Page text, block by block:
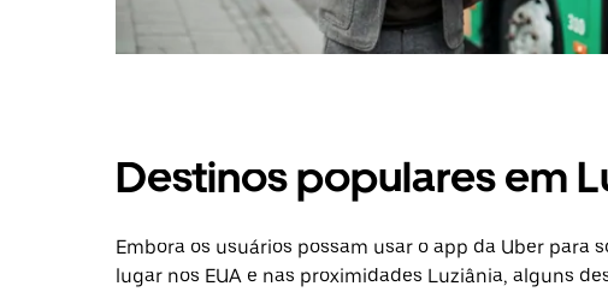
Destinos populares em
Embora os usuários possam usar o app da Uber
lugar nos EUA e nas proximidades Luziânia, alguns